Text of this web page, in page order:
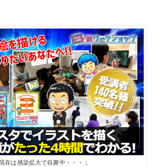
在は感染拡大で自粛中・・・；